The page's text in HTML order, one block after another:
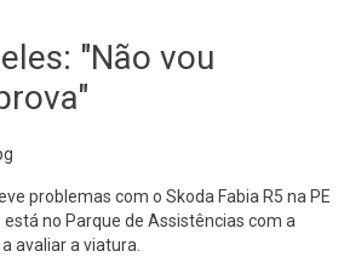
"Não vou
problemas com o Skoda Fabia R5 na PE
no Parque de Assistências com a
avaliar a viatura.